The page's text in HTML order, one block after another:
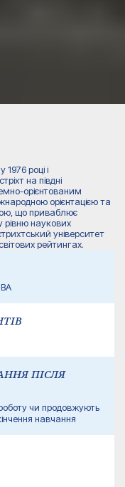
році і
на півдні
орієнтованим
орієнтацією та
що приваблює
рівню наукових
університет
рейтингах.
ПІСЛЯ
чи продовжують
навчання